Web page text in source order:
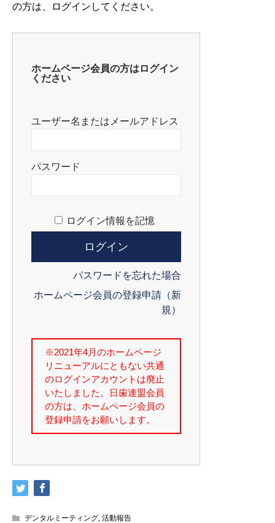
の方は、ログインしてください。
ホームページ会員の方はログイン
ください
ユーザー名またはメールアドレス
パスワード
ログイン情報を記憶
パスワードを忘れた場合
ホームページ会員の登録申請（新
規）
デンタルミーティング, 活動報告